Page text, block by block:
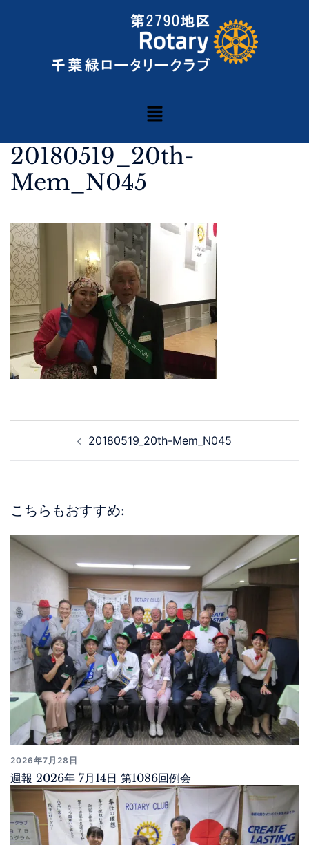
20180519_20th-
Mem_N045
20180519_20th-Mem_N045
こちらもおすすめ:
2026年7月28日
週報 2026年 7月14日 第1086回例会